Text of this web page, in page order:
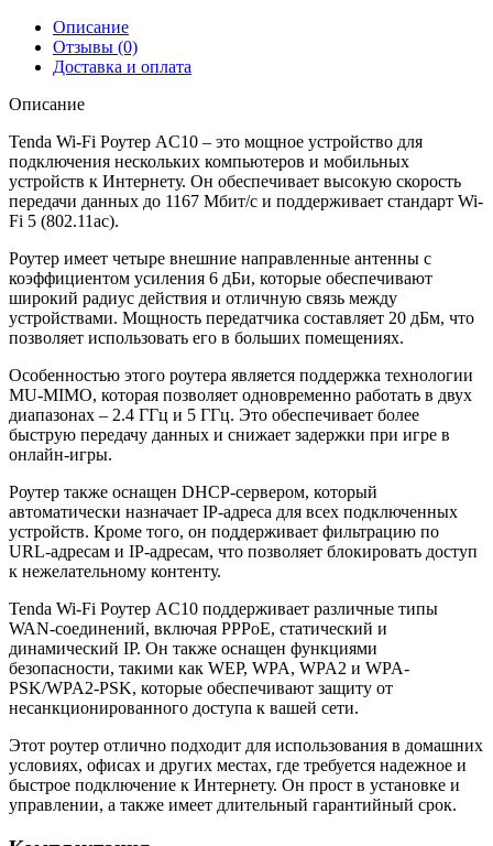
Описание
Отзывы (0)
Доставка и оплата
Описание
Tenda Wi-Fi Роутер AC10 – это мощное устройство для
подключения нескольких компьютеров и мобильных
устройств к Интернету. Он обеспечивает высокую скорость
передачи данных до 1167 Мбит/с и поддерживает стандарт Wi-
Fi 5 (802.11ac).
Роутер имеет четыре внешние направленные антенны с
коэффициентом усиления 6 дБи, которые обеспечивают
широкий радиус действия и отличную связь между
устройствами. Мощность передатчика составляет 20 дБм, что
позволяет использовать его в больших помещениях.
Особенностью этого роутера является поддержка технологии
MU-MIMO, которая позволяет одновременно работать в двух
диапазонах – 2.4 ГГц и 5 ГГц. Это обеспечивает более
быструю передачу данных и снижает задержки при игре в
онлайн-игры.
Роутер также оснащен DHCP-сервером, который
автоматически назначает IP-адреса для всех подключенных
устройств. Кроме того, он поддерживает фильтрацию по
URL-адресам и IP-адресам, что позволяет блокировать доступ
к нежелательному контенту.
Tenda Wi-Fi Роутер AC10 поддерживает различные типы
WAN-соединений, включая PPPoE, статический и
динамический IP. Он также оснащен функциями
безопасности, такими как WEP, WPA, WPA2 и WPA-
PSK/WPA2-PSK, которые обеспечивают защиту от
несанкционированного доступа к вашей сети.
Этот роутер отлично подходит для использования в домашних
условиях, офисах и других местах, где требуется надежное и
быстрое подключение к Интернету. Он прост в установке и
управлении, а также имеет длительный гарантийный срок.